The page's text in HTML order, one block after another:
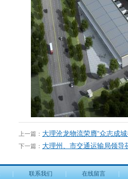
上一篇： 大理沧龙物流荣膺“众志成
下一篇： 大理州、市交通运输局领导
联系我们 在线留言